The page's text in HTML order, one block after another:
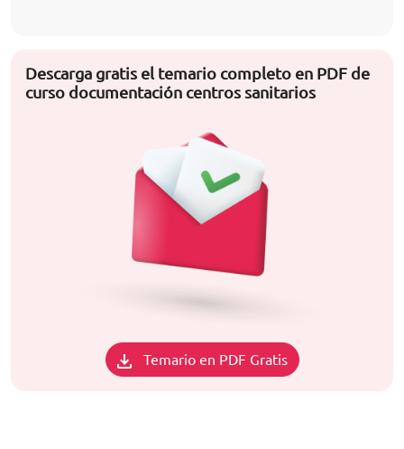
Descarga gratis el temario completo en PDF de
curso documentación centros sanitarios
Temario en PDF Gratis